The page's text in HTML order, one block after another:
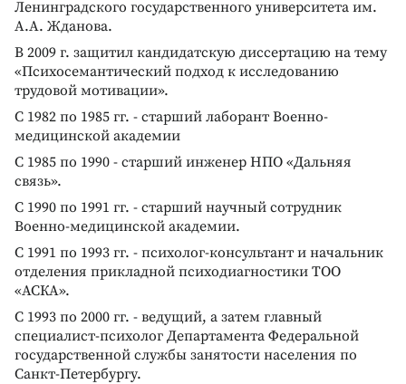
Ленинградского государственного университета им.
А.А. Жданова.
В 2009 г. защитил кандидатскую диссертацию на тему
«Психосемантический подход к исследованию
трудовой мотивации».
С 1982 по 1985 гг. - старший лаборант Военно-
медицинской академии
С 1985 по 1990 - старший инженер НПО «Дальняя
связь».
С 1990 по 1991 гг. - старший научный сотрудник
Военно-медицинской академии.
С 1991 по 1993 гг. - психолог-консультант и начальник
отделения прикладной психодиагностики ТОО
«АСКА».
С 1993 по 2000 гг. - ведущий, а затем главный
специалист-психолог Департамента Федеральной
государственной службы занятости населения по
Санкт-Петербургу.